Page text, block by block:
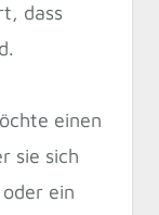
dass
einen
sie sich
ein